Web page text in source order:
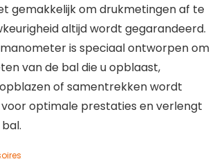
gemakkelijk om drukmetingen af ​​te
altijd wordt gegarandeerd.
manometer is speciaal ontworpen om
van de bal die u opblaast,
of samentrekken wordt
optimale prestaties en verlengt